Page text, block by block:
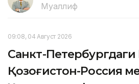
Муаллиф
09:08, 04 Август 2026
Санкт-Петербургдаги
Қозоғистон-Россия